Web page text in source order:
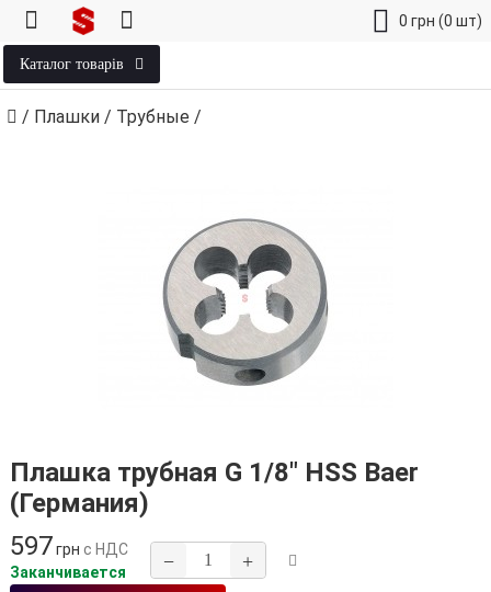
0 грн (0 шт)
Каталог товарів
/ Плашки / Трубные /
Плашка трубная G 1/8" HSS Baer
(Германия)
597грн с НДС
Заканчивается
− +